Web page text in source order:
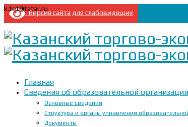
Версия сайта для слабовидящих
k.tet@tatar.ru
Главная
Сведения об образовательной организации
Основные сведения
Структура и органы управления
Документы